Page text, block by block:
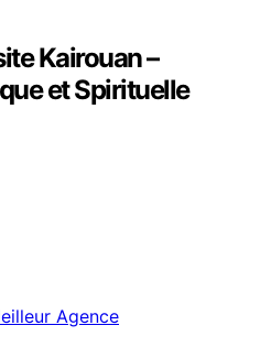
Kairouan –
et Spirituelle